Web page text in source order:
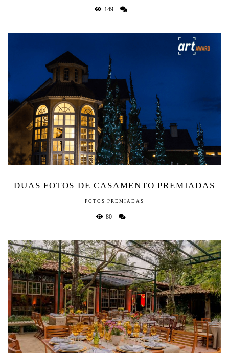
149
DUAS FOTOS DE CASAMENTO PREMIADAS
FOTOS PREMIADAS
80